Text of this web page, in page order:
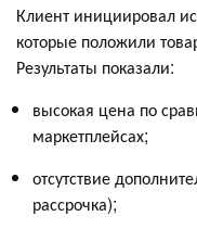
Клиент инициировал
которые положили
Результаты показали:
высокая цена по
маркетплейсах;
отсутствие
рассрочка);